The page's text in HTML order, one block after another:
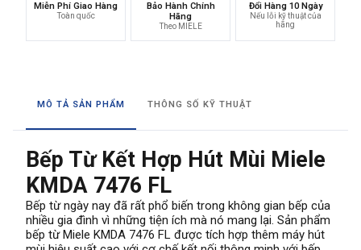
Miễn Phí Giao Hàng
Toàn quốc
Bảo Hành Chính
Hãng
Theo MIELE
Đổi Hàng 10 Ngày
Nếu lỗi kỹ thuật của
hãng
MÔ TẢ SẢN PHẨM THÔNG SỐ KỸ THUẬT
Bếp Từ Kết Hợp Hút Mùi Miele
KMDA 7476 FL
Bếp từ ngày nay đã rất phổ biến trong không gian bếp của
nhiều gia đình vì những tiện ích mà nó mang lại. Sản phẩm
bếp từ Miele KMDA 7476 FL được tích hợp thêm máy hút